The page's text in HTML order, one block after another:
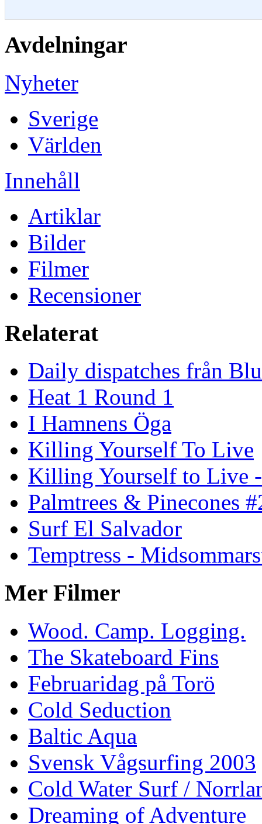
Avdelningar
Nyheter
Sverige
Världen
Innehåll
Artiklar
Bilder
Filmer
Recensioner
Relaterat
Daily dispatches från
Heat 1 Round 1
I Hamnens Öga
Killing Yourself To Live
Killing Yourself to Live -
Palmtrees & Pinecones
Surf El Salvador
Temptress -
Mer Filmer
Wood. Camp. Logging.
The Skateboard Fins
Februaridag på Torö
Cold Seduction
Baltic Aqua
Svensk Vågsurfing 2003
Cold Water Surf /
Dreaming of Adventure